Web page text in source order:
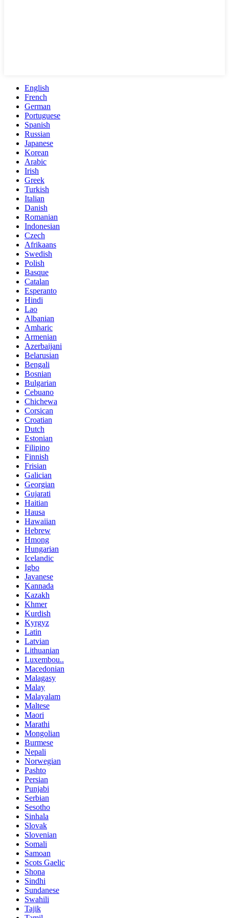
English
French
German
Portuguese
Spanish
Russian
Japanese
Korean
Arabic
Irish
Greek
Turkish
Italian
Danish
Romanian
Indonesian
Czech
Afrikaans
Swedish
Polish
Basque
Catalan
Esperanto
Hindi
Lao
Albanian
Amharic
Armenian
Azerbaijani
Belarusian
Bengali
Bosnian
Bulgarian
Cebuano
Chichewa
Corsican
Croatian
Dutch
Estonian
Filipino
Finnish
Frisian
Galician
Georgian
Gujarati
Haitian
Hausa
Hawaiian
Hebrew
Hmong
Hungarian
Icelandic
Igbo
Javanese
Kannada
Kazakh
Khmer
Kurdish
Kyrgyz
Latin
Latvian
Lithuanian
Luxembou..
Macedonian
Malagasy
Malay
Malayalam
Maltese
Maori
Marathi
Mongolian
Burmese
Nepali
Norwegian
Pashto
Persian
Punjabi
Serbian
Sesotho
Sinhala
Slovak
Slovenian
Somali
Samoan
Scots Gaelic
Shona
Sindhi
Sundanese
Swahili
Tajik